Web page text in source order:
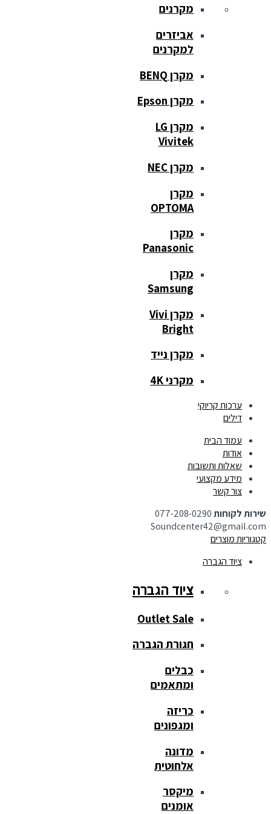
מקרנים
אביזרים
למקרנים
מקרן BENQ
מקרן Epson
מקרן LG
Vivitek
מקרן NEC
מקרן
OPTOMA
מקרן
Panasonic
מקרן
Samsung
מקרן Vivi
Bright
מקרן נייד
מקרני 4K
ערכות קריוקי
דילים
עמוד הבית
אודות
שאלות ותשובות
מידע מקצועי
צור קשר
שירות לקוחות077-208-0290
Soundcenter42@gmail.com
קטגוריות מוצרים
ציוד הגברה
ציוד הגברה
Outlet Sale
חגורת הגברה
כבלים
ומתאמים
כריזה
ומגפונים
מדונה
אלחוטית
מיקסר
אומנים